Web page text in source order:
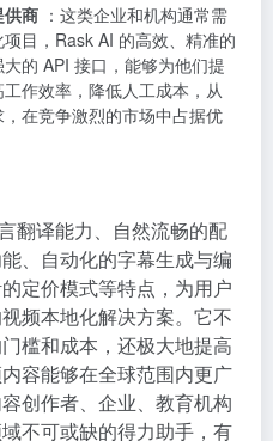
供商 ：这类企业和机构通常需
目，Rask AI 的高效、精准的
的 API 接口，能够为他们提
作效率，降低人工成本，从
在竞争激烈的市场中占据优
翻译能力、自然流畅的配
、自动化的字幕生成与编
定价模式等特点，为用户
频本地化解决方案。它不
槛和成本，还极大地提高
容能够在全球范围内更广
创作者、企业、教育机构
不可或缺的得力助手，有